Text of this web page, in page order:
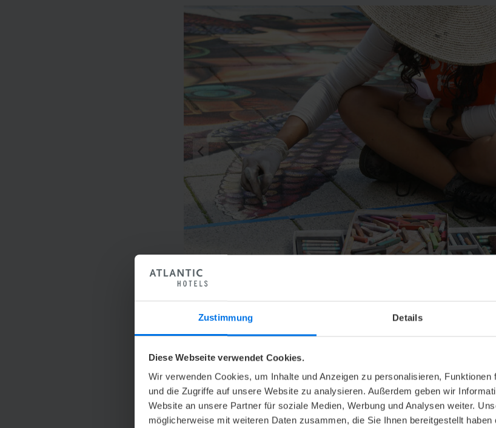
Zustimmung Details
Diese Webseite verwendet Cookies.
Wir verwenden Cookies, um Inhalte und Anzeigen zu personalisieren,
und die Zugriffe auf unsere Website zu analysieren. Außerdem geben wir
Website an unsere Partner für soziale Medien, Werbung und Analysen weiter.
möglicherweise mit weiteren Daten zusammen, die Sie Ihnen bereitgestellt
StreetArt Festival Wilhelmshaven © Wilhelmshaven Touristik
q
zurück
WILHELMSHAVEN SAILING-CUP
02. bis 04. Oktober 2026
Innenhafen
Am letzten Wochenende im September heißt es wieder „Leinen